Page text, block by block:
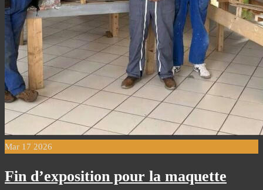
Mar 17 2026
Fin d’exposition pour la maquette